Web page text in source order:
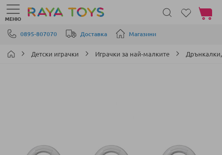
Прескачане към съдържанието
0895-807070 Доставка Магазини
МЕНЮ
Моята
Детски играчки Играчки за най-малките